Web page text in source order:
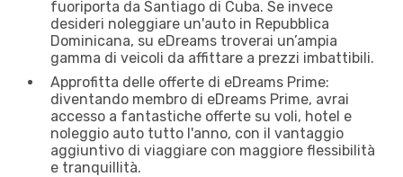
fuoriporta da Santiago di Cuba. Se invece
desideri noleggiare un'auto in Repubblica
Dominicana, su eDreams troverai un’ampia
gamma di veicoli da affittare a prezzi imbattibili.
Approfitta delle offerte di eDreams Prime:
diventando membro di eDreams Prime, avrai
accesso a fantastiche offerte su voli, hotel e
noleggio auto tutto l'anno, con il vantaggio
aggiuntivo di viaggiare con maggiore flessibilità
e tranquillità.